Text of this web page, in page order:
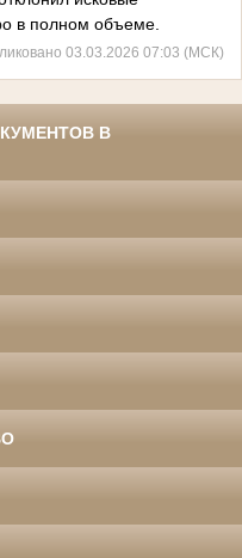
в полном объеме.
03.03.2026 07:03 (МСК)
В